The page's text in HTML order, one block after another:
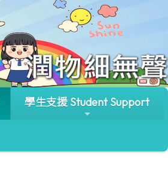
學生支援 Student Support